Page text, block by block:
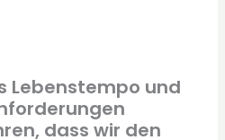
Lebenstempo und
dass wir den